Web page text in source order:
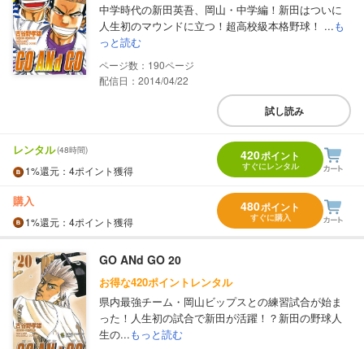
中学時代の新田英吾、岡山・中学編！新田はついに
人生初のマウンドに立つ！超高校級本格野球！ ...も
っと読む
190
配信日：2014/04/22
試し読み
レンタル(48時間)
1%還元 ：4ポイント獲得
420ポイント
すぐにレンタル
購入
1%還元 ：4ポイント獲得
480ポイント
すぐに購入
GO ANd GO 20
お得な420ポイントレンタル
県内最強チーム・岡山ビップスとの練習試合が始ま
った！人生初の試合で新田が活躍！？新田の野球人
生の...もっと読む